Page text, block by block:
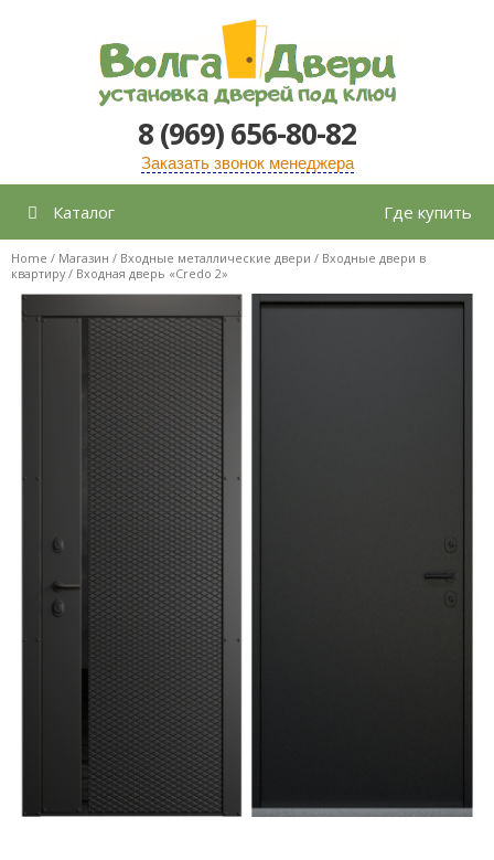
содержимому
8 (969) 656-80-82
Заказать звонок менеджера
Каталог Где купить
Home / Магазин / Входные металлические двери / Входные двери в
квартиру/ Входная дверь «Credo 2»